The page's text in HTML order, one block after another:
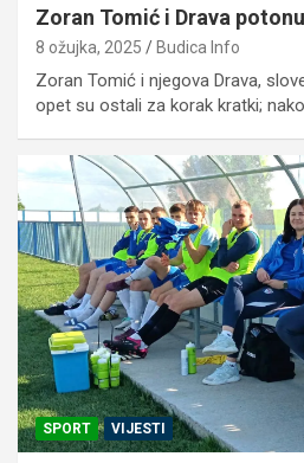
Zoran Tomić i Drava
8 ožujka, 2025 Budica Info
Zoran Tomić i njegova Drava,
opet su ostali za korak kratki;
SPORT VIJESTI